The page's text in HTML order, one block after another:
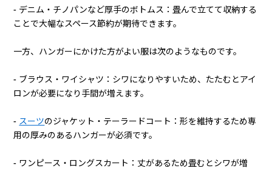
- デニム・チノパンなど厚手のボトムス：畳んで立てて収納する
ことで大幅なスペース節約が期待できます。
一方、ハンガーにかけた方がよい服は次のようなものです。
- ブラウス・ワイシャツ：シワになりやすいため、たたむとアイ
ロンが必要になり手間が増えます。
- スーツのジャケット・テーラードコート：形を維持するため専
用の厚みのあるハンガーが必須です。
- ワンピース・ロングスカート：丈があるため畳むとシワが増